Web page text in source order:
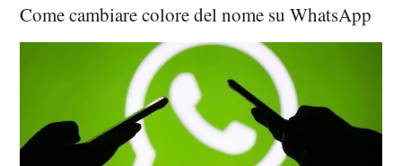
Come cambiare colore del nome su WhatsApp